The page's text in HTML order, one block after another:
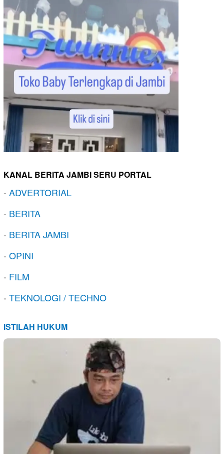
KANAL BERITA JAMBI SERU PORTAL
-ADVERTORIAL
- BERITA
- BERITA JAMBI
-OPINI
- FILM
-TEKNOLOGI / TECHNO
ISTILAH HUKUM